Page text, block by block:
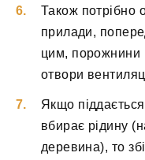
Також потрібно
прилади,
цим, порожнини
отвори
Якщо
вбирає рідину
деревина), то